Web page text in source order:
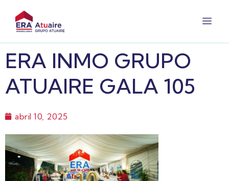
ERA INMO GRUPO
ATUAIRE GALA 105
abril 10, 2025